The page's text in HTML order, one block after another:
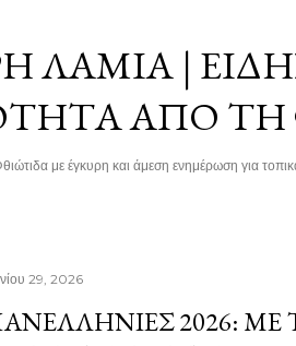
ΛΑΜΊΑ |
ΑΠΌ ΤΗ
με έγκυρη και άμεση ενημέρωση για
29, 2026
2026: